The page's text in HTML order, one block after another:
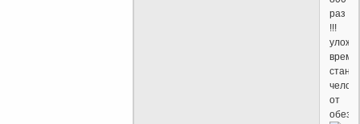
раз
!!!
время
от